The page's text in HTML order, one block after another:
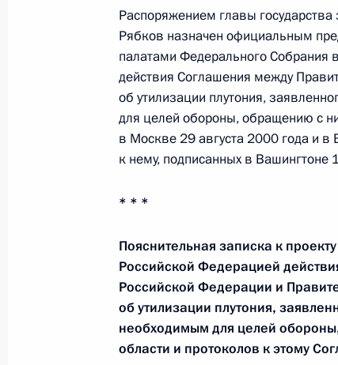
Телефонный разговор с
4 апреля 2017 года, 02:15
Телефонный разговор с
28 января 2017 года, 22:55
5 декабря 2016 года, 16:45
Телефонный разговор с
Штатов Америки Дональдом
Распоряжением главы
Рябков назначен официальным
палатами Федерального Собрания
действия Соглашения между
об утилизации плутония,
для целей обороны, обращению с
в Москве 29 августа 2000 года и в
к нему, подписанных в Вашингтоне
* * *
Пояснительная записка к
Российской Федерацией
Российской Федерации и
об утилизации плутония,
необходимым для целей
области и протоколов к этому